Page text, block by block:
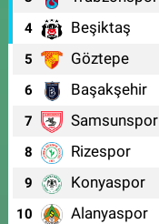
4 Beşiktaş
5 Göztepe
6 Başakşehir
7 Samsunspor
8 Rizespor
9 Konyaspor
10 Alanyaspor